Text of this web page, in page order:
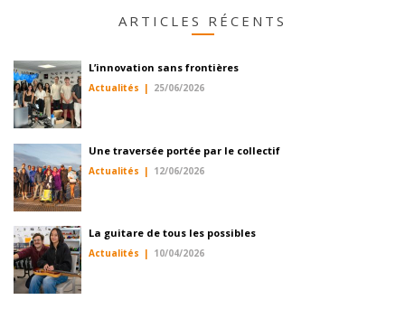
ARTICLES RÉCENTS
L’innovation sans frontières
Actualités 25/06/2026
Une traversée portée par le collectif
Actualités 12/06/2026
La guitare de tous les possibles
Actualités 10/04/2026